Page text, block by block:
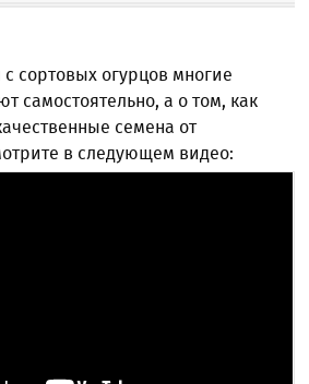
сортовых огурцов многие
самостоятельно, а о том, как
семена от
в следующем видео: